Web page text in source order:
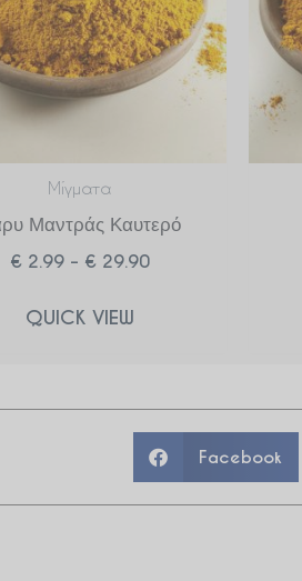
Μίγματα
Μαντράς Καυτερό
€2.99 – €29.90
QUICK VIEW
Facebook